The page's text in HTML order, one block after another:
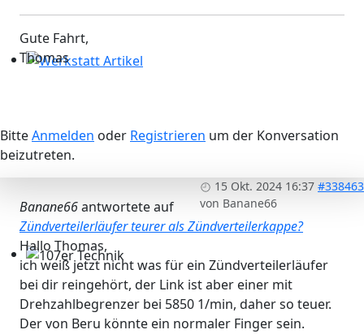
107er Technik
Gute Fahrt,
Thomas
BitteAnmelden oder Registrieren um der Konversation
beizutreten.
15 Okt. 2024 16:37 #338463
von Banane66
Banane66antwortete auf
Zündverteilerläufer teurer als Zündverteilerkappe?
Hallo Thomas,
ich weiß jetzt nicht was für ein Zündverteilerläufer
bei dir reingehört, der Link ist aber einer mit
Drehzahlbegrenzer bei 5850 1/min, daher so teuer.
Der von Beru könnte ein normaler Finger sein.